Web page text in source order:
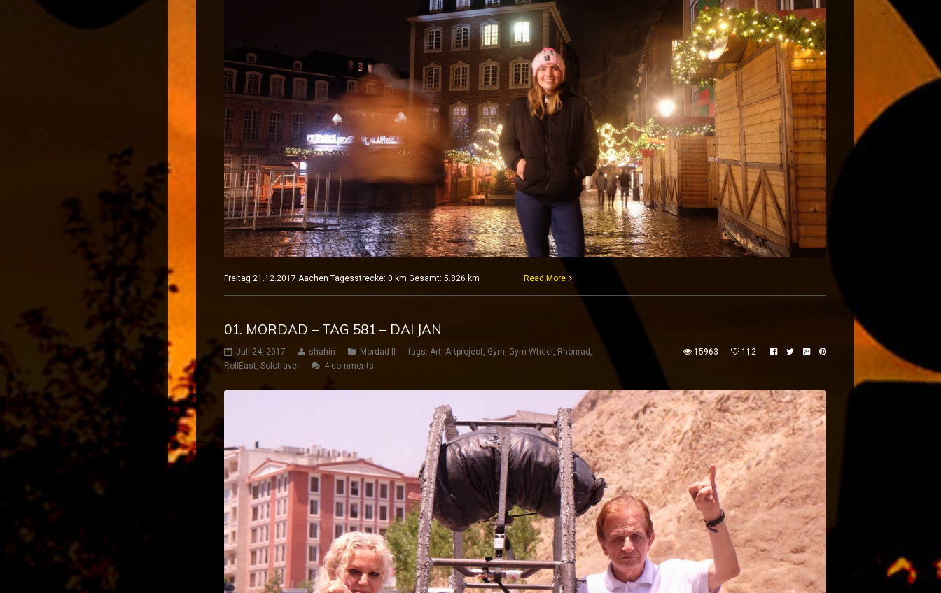
Freitag 21.12.2017 Aachen Tagesstrecke: 0 km Gesamt: 5.826 km Read More
01. MORDAD – TAG 581 – DAI JAN
Juli 24, 2017 shahin Mordad II tags: Art Artproject Gym Gym Wheel Rhönrad
RollEast Solotravel 4 comments
15963 112